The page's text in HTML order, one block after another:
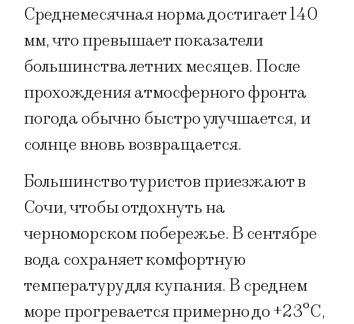
Среднемесячная норма достигает 140
мм, что превышает показатели
большинства летних месяцев. После
прохождения атмосферного фронта
погода обычно быстро улучшается, и
солнце вновь возвращается.
Большинство туристов приезжают в
Сочи, чтобы отдохнуть на
черноморском побережье. В сентябре
вода сохраняет комфортную
температуру для купания. В среднем
море прогревается примерно до +23°C,